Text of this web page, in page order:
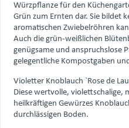
Würzpflanze für den
Grün zum Ernten dar. Sie bildet
aromatischen Zwiebelröhren
Auch die grün-weißlichen
genügsame und anspruchslose
gelegentliche Kompostgaben
Violetter Knoblauch `Rose de
Diese wertvolle, violettschalige,
heilkräftigen Gewürzes
durchlässigen Boden.